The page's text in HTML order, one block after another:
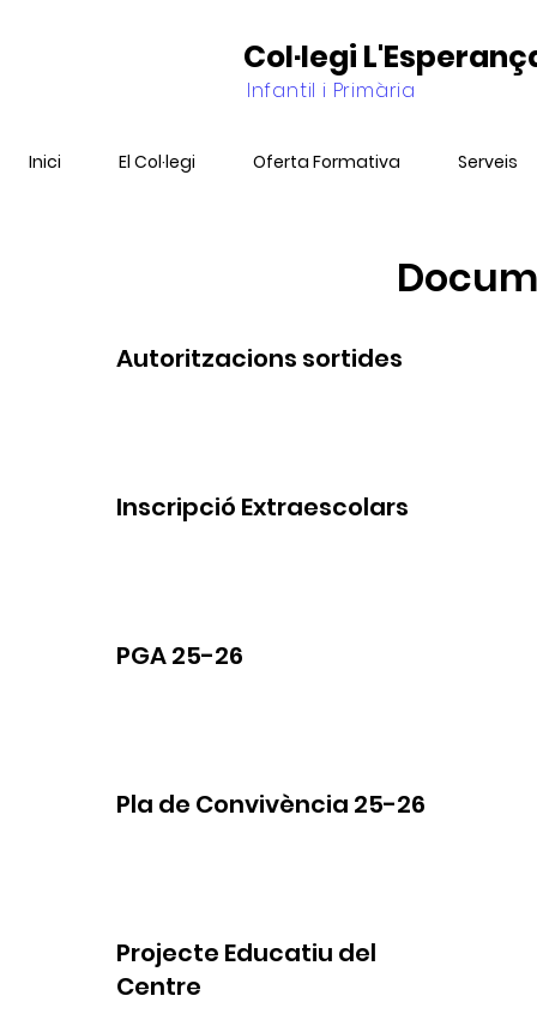
Col·legi
Infantil i Primària
Inici El Col·legi Oferta Formativa Serveis
Autoritzacions sortides
Inscripció Extraescolars
PGA 25-26
Pla de Convivència 25-26
Projecte Educatiu del
Centre